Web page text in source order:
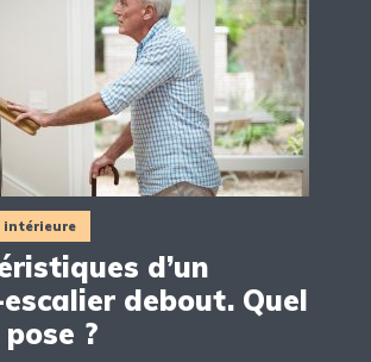
intérieure
d’un
debout. Quel
?